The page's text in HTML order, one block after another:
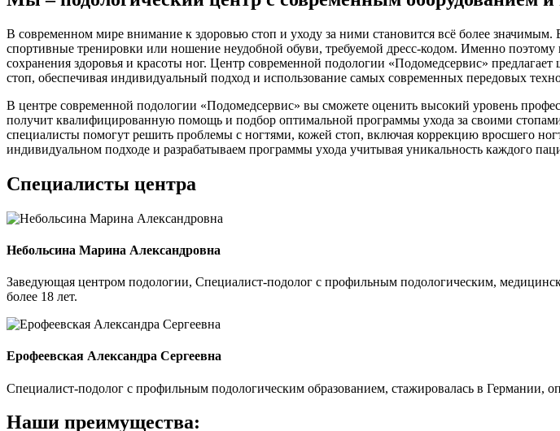
В современном мире внимание к здоровью стоп и уходу за ними становится всё более
спортивные тренировки или ношение неудобной обуви, требуемой дресс-кодом. Именно
сохранения здоровья и красоты ног. Центр современной подологии «Подомедсервис»
стоп, обеспечивая индивидуальный подход и использование самых современных передовых
В центре современной подологии «Подомедсервис» вы сможете оценить высокий уровень
получит квалифицированную помощь и подбор оптимальной программы ухода за своими
специалисты помогут решить проблемы с ногтями, кожей стоп, включая коррекцию вросшего
индивидуальном подходе и разрабатываем программы ухода учитывая уникальность каждого
Специалисты центра
Небольсина Марина Александровна
Заведующая центром подологии, Специалист-подолог с профильным подологическим,
более 18 лет.
Ерофеевская Александра Сергеевна
Специалист-подолог с профильным подологическим образованием, стажировалась в Германии,
Наши преимущества: